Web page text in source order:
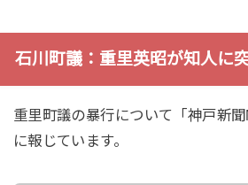
石川町議：重里英昭が知人に
重里町議の暴行について「神戸新
に報じています。